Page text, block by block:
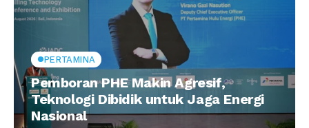
PERTAMINA
Pemboran PHE Makin Agresif,
Teknologi Dibidik untuk Jaga Energi
Nasional